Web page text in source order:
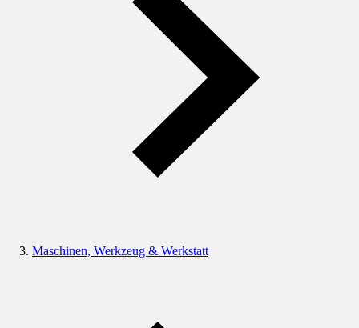
Maschinen, Werkzeug & Werkstatt